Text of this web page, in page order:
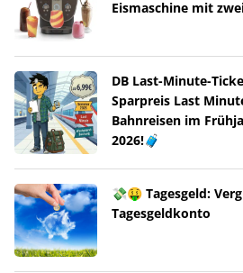
Eismaschine mit
DB Last-Minute-
Sparpreis Last
Bahnreisen im
2026!🧳
💸🤑 Tagesgeld:
Tagesgeldkonto